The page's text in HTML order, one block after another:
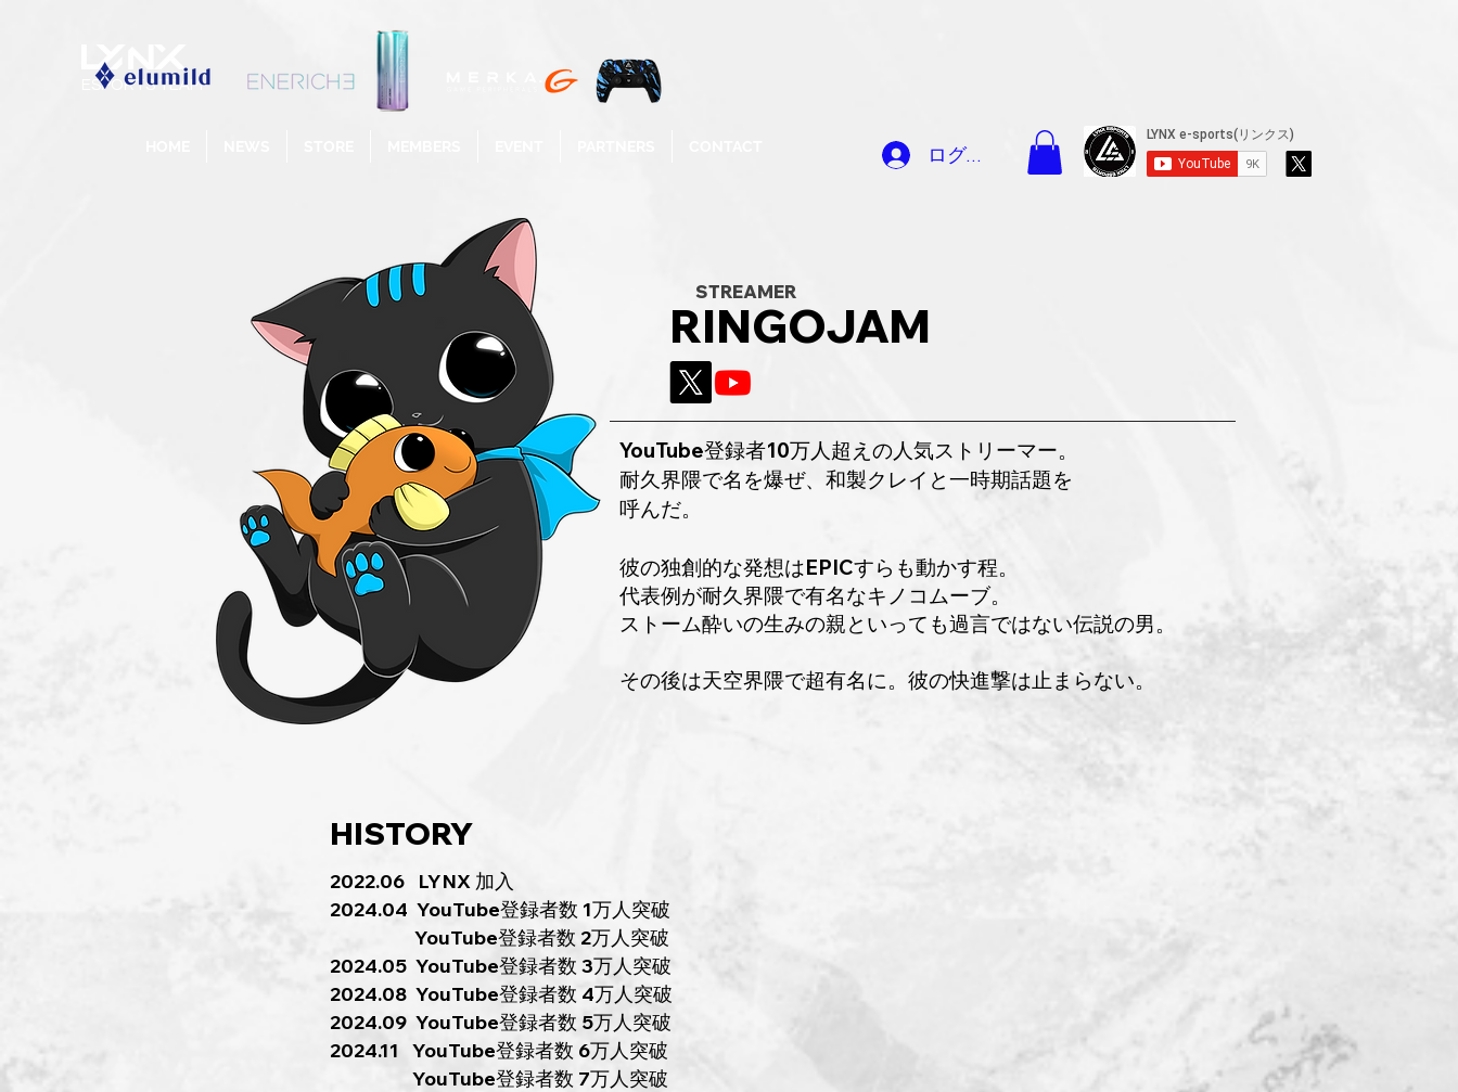
ESPORTS TEAM
ログイン
RINGOJAM
​STREAMER
YouTube登録者10万人超えの人気ストリーマー。
耐久界隈で名を爆ぜ、和製クレイと一時期話題を
呼んだ。
彼の独創的な発想はEPICすらも動かす程。
代表例が耐久界隈で有名なキノコムーブ。
ストーム酔いの生みの親といっても過言ではない伝説の男。
​その後は天空界隈で超有名に。彼の快進撃は止まらない。
HISTORY
2022.06 LYNX 加入
2024.04 YouTube登録者数 1万人突破
YouTube登録者数 2万人突破
2024.05 YouTube登録者数 3万人突破
2024.08 YouTube登録者数 4万人突破
2024.09 YouTube登録者数 5万人突破
2024.11 YouTube登録者数 6万人突破
YouTube登録者数 7万人突破